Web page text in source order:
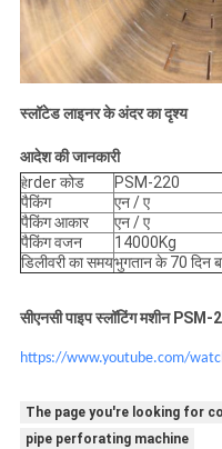
स्लॉटेड लाइनर के अंदर का दृश्य
आदेश की जानकारी
हेrder कोड
PSM-220
पैकिंग
एन / ए
पैकिंग आकार
एन / ए
पैकिंग वजन
14000Kg
डिलीवरी का समयभुगतान के 70 दिन
सीएनसी पाइप स्लॉटिंग मशीन PSM-
https://www.youtube.com/
The page you're looking for
pipe perforating machine